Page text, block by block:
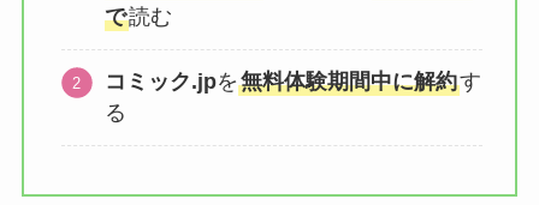
で読む
コミック.jpを無料体験期間中に解約す
る